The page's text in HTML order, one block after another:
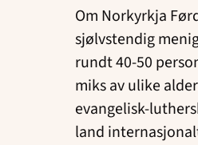
Om Norkyrkja
sjølvstendig
rundt 40-50
miks av ulike
evangelisk-
land